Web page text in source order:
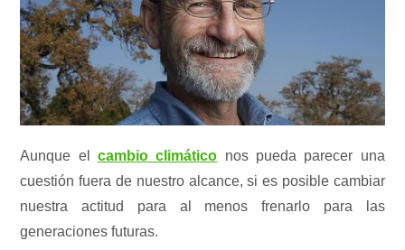
Aunque elcambio climático nos pueda parecer una
cuestión fuera de nuestro alcance, si es posible cambiar
nuestra actitud para al menos frenarlo para las
generaciones futuras.